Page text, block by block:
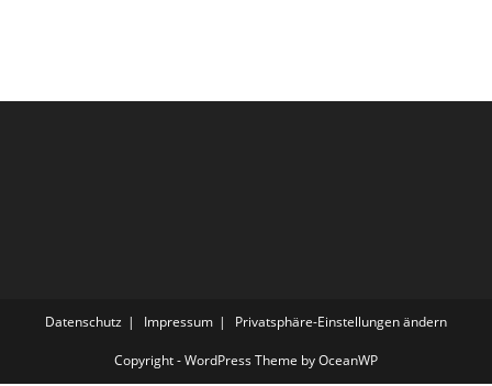
Datenschutz Impressum Privatsphäre-Einstellungen ändern
Copyright - WordPress Theme by OceanWP